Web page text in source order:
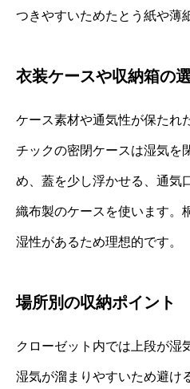
つきやすいためたとう紙や薄
衣装ケースや収納箱の
ケース素材や通気性が保たれ
チックの密閉ケースは湿気を
め、蓋を少し浮かせる、通気
織布製のケースを使います。
湿性があるため理想的です。
場所別の収納ポイント
クローゼット内では上段が湿
湿気が溜まりやすいため避け